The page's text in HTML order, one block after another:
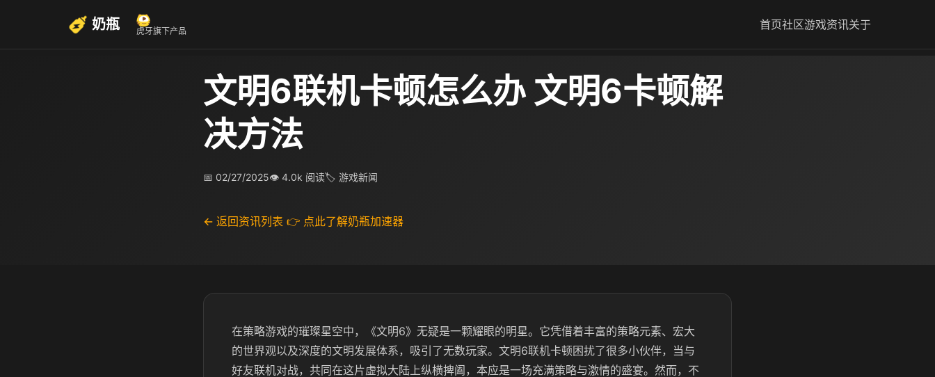
奶瓶 虎牙旗下产品 首页社区游戏资讯关于
文明6联机卡顿怎么办 文明6卡顿解
决方法
📅 02/27/2025👁 4.0k 阅读🏷 游戏新闻
← 返回资讯列表 👉 点此了解奶瓶加速器
在策略游戏的璀璨星空中，《文明6》无疑是一颗耀眼的明星。它凭借着丰富的策略元素、宏大
的世界观以及深度的文明发展体系，吸引了无数玩家。文明6联机卡顿困扰了很多小伙伴，当与
好友联机对战，共同在这片虚拟大陆上纵横捭阖，本应是一场充满策略与激情的盛宴。然而，不